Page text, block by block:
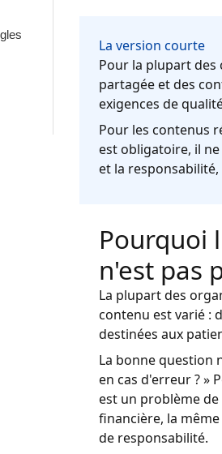
La version courte
Pour la plupart
partagée et des
exigences de
Pour les contenus
est obligatoire, il
et la
Pourquoi
n'est pas
La plupart des
contenu est varié :
destinées aux
La bonne question
en cas d'erreur ? »
est un problème
financière, la
de responsabilité.